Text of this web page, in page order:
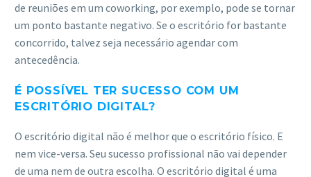
de reuniões em um coworking, por exemplo, pode se tornar
um ponto bastante negativo. Se o escritório for bastante
concorrido, talvez seja necessário agendar com
antecedência.
É POSSÍVEL TER SUCESSO COM UM
ESCRITÓRIO DIGITAL?
O escritório digital não é melhor que o escritório físico. E
nem vice-versa. Seu sucesso profissional não vai depender
de uma nem de outra escolha. O escritório digital é uma